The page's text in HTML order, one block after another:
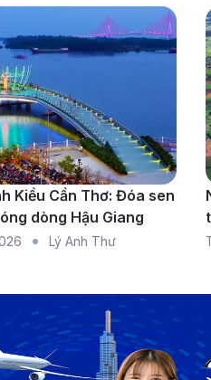
Nam (Nguồn: Internet)
chuyển bằng đường hàng
Kiều Cần Thơ: Đóa sen
dòng Hậu Giang
Lý Anh Thư